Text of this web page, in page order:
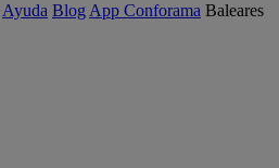
Ayuda Blog App Conforama Baleares